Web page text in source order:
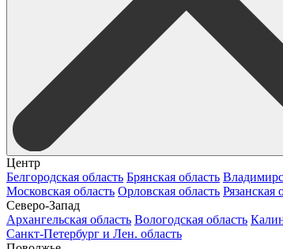
Центр
Белгородская область Брянская область
Московская область Орловская область Рязанская
Северо-Запад
Архангельская область Вологодская область
Санкт-Петербург и Лен. область